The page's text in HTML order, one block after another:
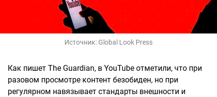
Источник: Global Look Press
Как пишет The Guardian, в YouTube отметили, что при
разовом просмотре контент безобиден, но при
регулярном навязывает стандарты внешности и